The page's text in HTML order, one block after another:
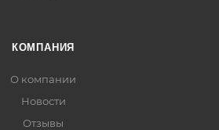
КОМПАНИЯ
О компании
Новости
Отзывы